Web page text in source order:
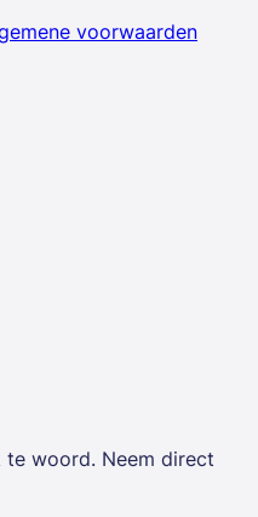
voorwaarden
te woord. Neem direct